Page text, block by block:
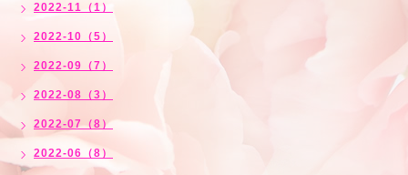
2022-11（1）
2022-10（5）
2022-09（7）
2022-08（3）
2022-07（8）
2022-06（8）